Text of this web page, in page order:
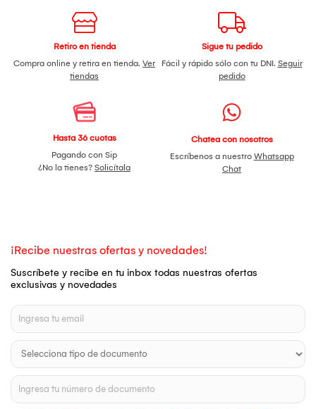
Retiro en tienda
Compra online y retira en tienda. Ver
tiendas
Sigue tu pedido
Fácil y rápido sólo con tu DNI. Seguir
pedido
Hasta 36 cuotas
Pagando con Sip
¿No la tienes? Solicítala
Chatea con nosotros
Escríbenos a nuestro Whatsapp
Chat
¡Recibe nuestras ofertas y novedades!
Suscríbete y recibe en tu inbox todas nuestras ofertas
exclusivas y novedades